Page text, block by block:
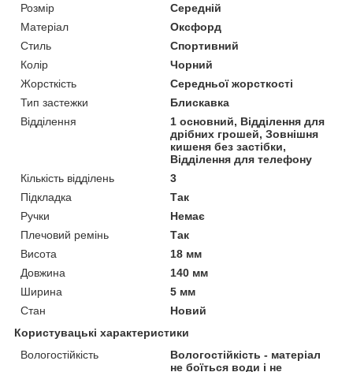
Розмір
Середній
Матеріал
Оксфорд
Стиль
Спортивний
Колір
Чорний
Жорсткість
Середньої жорсткості
Тип застежки
Блискавка
Відділення
1 основний, Відділення для
дрібних грошей, Зовнішня
кишеня без застібки,
Відділення для телефону
Кількість відділень
3
Підкладка
Так
Ручки
Немає
Плечовий ремінь
Так
Висота
18 мм
Довжина
140 мм
Ширина
5 мм
Стан
Новий
Користувацькі характеристики
Вологостійкість
Вологостійкість - матеріал
не боїться води і не